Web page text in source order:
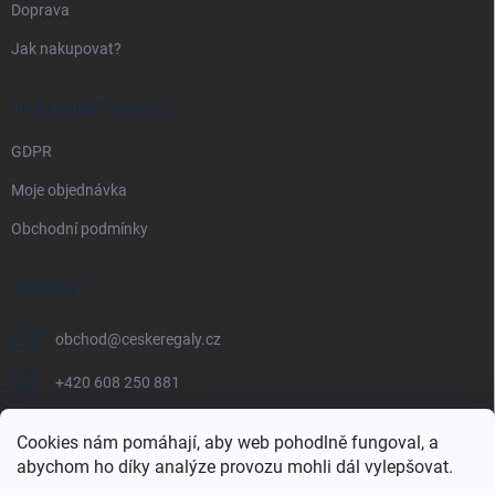
Cookies nám pomáhají, aby web pohodlně fungoval, a
abychom ho díky analýze provozu mohli dál vylepšovat.
Doprava
Jak nakupovat?
PRÁVNÍ INFORMACE
GDPR
Moje objednávka
Obchodní podmínky
KONTAKT
obchod@ceskeregaly.cz
+420 608 250 881